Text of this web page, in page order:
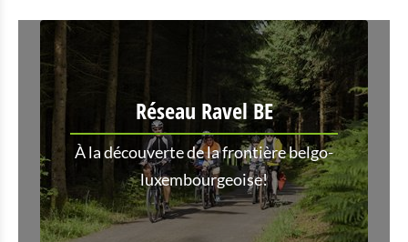
Réseau Ravel BE
À la découverte de la frontière belgo-
luxembourgeoise!